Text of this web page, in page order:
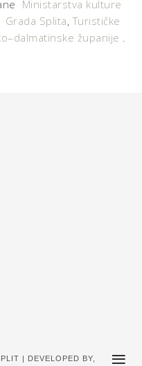
Ministarstva kulture
Grada Splita,Turističke
županije .
| DEVELOPED BY,